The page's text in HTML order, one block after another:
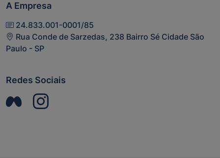
A Empresa
24.833.001-0001/85
Rua Conde de Sarzedas, 238 Bairro Sé Cidade São
Paulo - SP
Redes Sociais